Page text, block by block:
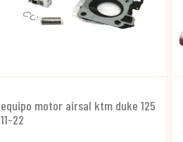
equipo motor airsal ktm duke 125
11-22